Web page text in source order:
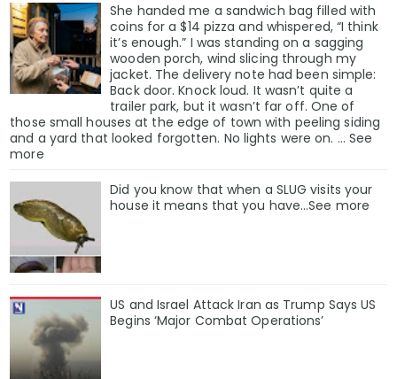
She handed me a sandwich bag filled with
coins for a $14 pizza and whispered, “I think
it’s enough.” I was standing on a sagging
wooden porch, wind slicing through my
jacket. The delivery note had been simple:
Back door. Knock loud. It wasn’t quite a
trailer park, but it wasn’t far off. One of
those small houses at the edge of town with peeling siding
and a yard that looked forgotten. No lights were on. … See
more
Did you know that when a SLUG visits your
house it means that you have…See more
US and Israel Attack Iran as Trump Says US
Begins ‘Major Combat Operations’